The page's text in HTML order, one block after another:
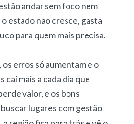
andar sem foco nem
estado não cresce, gasta
para quem mais precisa.
erros só aumentam e o
cai mais a cada dia que
valor, e os bons
lugares com gestão